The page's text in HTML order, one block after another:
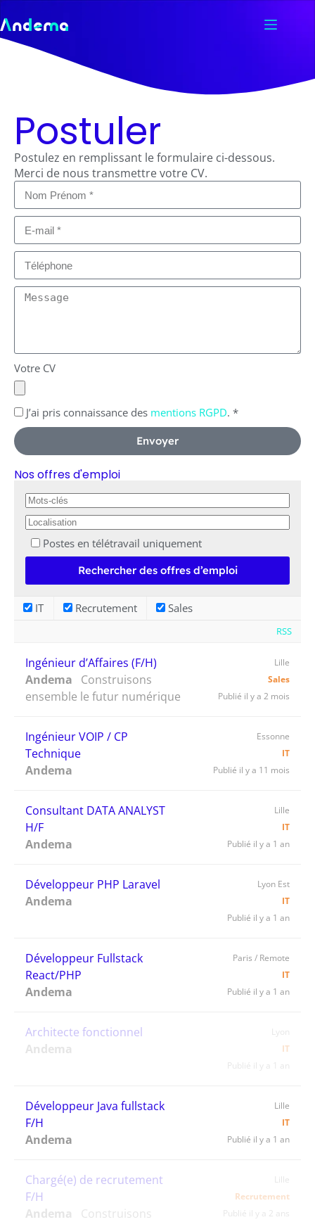
Postuler
Postulez en remplissant le formulaire ci-dessous.
Merci de nous transmettre votre CV.
Votre CV
J’ai pris connaissance des mentions RGPD. *
Envoyer
Nos offres d'emploi
Postes en télétravail uniquement
IT Recrutement Sales
RSS
Ingénieur d’Affaires (F/H)
Andema
Construisons
ensemble le futur numérique
Lille
Sales
Publié il y a 2 mois
Ingénieur VOIP / CP
Technique
Andema
Essonne
IT
Publié il y a 11 mois
Consultant DATA ANALYST
H/F
Andema
Lille
IT
Publié il y a 1 an
Développeur PHP Laravel
Andema
Lyon Est
IT
Publié il y a 1 an
Développeur Fullstack
React/PHP
Andema
Paris / Remote
IT
Publié il y a 1 an
Architecte fonctionnel
Andema
Lyon
IT
Publié il y a 1 an
Développeur Java fullstack
F/H
Andema
Lille
IT
Publié il y a 1 an
Chargé(e) de recrutement
F/H
Andema
Construisons
Lille
Recrutement
Publié il y a 2 ans